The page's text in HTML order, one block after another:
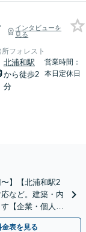
インタビューを
見る
フォレスト
北浦和駅
から徒歩2
分
営業時間：
本日定休日
】【北浦和駅2
など。建築・内
【企業・個人事
金表を見る